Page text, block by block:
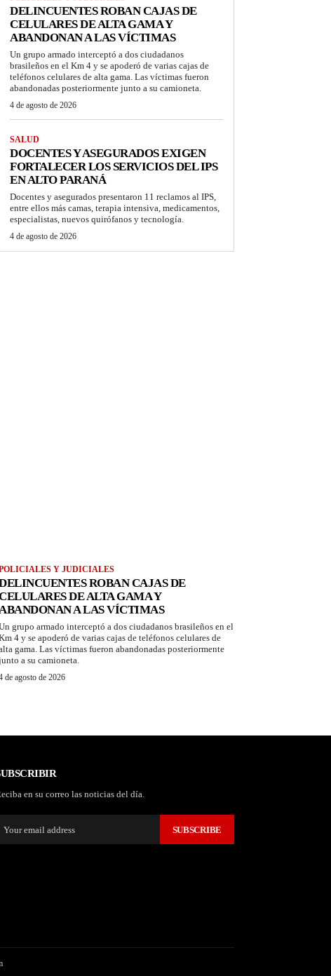
DELINCUENTES ROBAN CAJAS DE
CELULARES DE ALTA GAMA Y
ABANDONAN A LAS VÍCTIMAS
Un grupo armado interceptó a dos ciudadanos
brasileños en el Km 4 y se apoderó de varias cajas de
teléfonos celulares de alta gama. Las víctimas fueron
abandonadas posteriormente junto a su camioneta.
4 de agosto de 2026
SALUD
DOCENTES Y ASEGURADOS EXIGEN
FORTALECER LOS SERVICIOS DEL IPS
EN ALTO PARANÁ
Docentes y asegurados presentaron 11 reclamos al IPS,
entre ellos más camas, terapia intensiva, medicamentos,
especialistas, nuevos quirófanos y tecnología.
4 de agosto de 2026
Y JUDICIALES
ROBAN CAJAS DE
DE ALTA GAMA Y
A LAS VÍCTIMAS
grupo armado interceptó a dos ciudadanos brasileños en el
4 y se apoderó de varias cajas de teléfonos celulares de
gama. Las víctimas fueron abandonadas posteriormente
a su camioneta.
de agosto de 2026
en su correo las noticias del día.
SUBSCRIBE